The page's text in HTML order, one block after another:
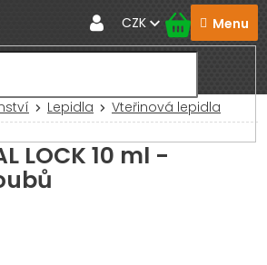
CZK
Lepidla Vteřinová lepidla
LOCK 10 ml -